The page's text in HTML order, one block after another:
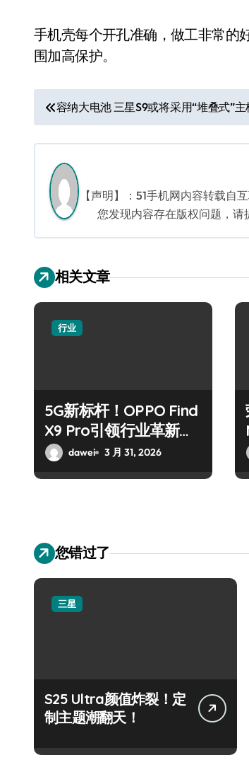
手机壳每个开孔准确，做工非常的
围加高保护。
文
章
航
容纳大电池 三星S9或将采用“堆叠式”主
【声明】：51手机网内容转载
您发现内容存在版权问题，请
相关文章
行业
5G新标杆！OPPO Find
X9 Pro引领行业革新风
潮
dawei 3 月 31, 2026
您错过了
三星
S25 Ultra颜值炸裂！定
制主题潮翻天！